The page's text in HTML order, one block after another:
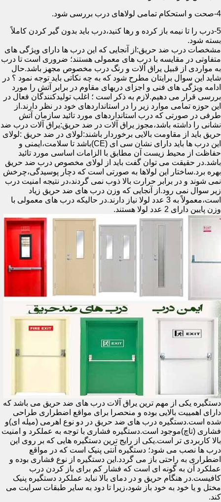
4-صحت و استحکام تمامی لولاهای درب بررسی شود.
5-درب را تا نیمه باز کرده و رها کنید،درب باید بدون گیر کردن کاملاً
بسته شود.
مشخصات درب ضد حریق:از آنجایی که این درب ها دارای ویژگی های
متفاوتی در مقایسه با درب های معمولی هستند؛ ضروری است تا درب
به مواردی از قبیل یراق آلات و رنگ درب مخصوص مجهز باشد.حال
شاید این سوال برایتان مطرح شود که به چه نکاتی باید توجه نمود ؟ در
ادامه ویژگی های فنی و اجزای دربهای مقاوم در برابر آتش را مورد
بررسی قرار می دهیم.لازم به ذکر است ؛ اغلب تولیدکنندگان فعال در
این حوزه تمامی موارد زیر را در استانداردهای خود در نظر دارند.از
طرفی در صورتی که درب استانداردهای مورد تائید سازمان آتش
نشانی را داشته باشد،مجوز یراق آلات در ضد حریق:یراق آلات درب ضد
حریق باید از مقاومت بالایی برخوردار باشند:لولای در ضد حریق :لولای
این درب ها باید دارای نشان سی ای (CE)باشد تا سلامت،ایمنی و
حفاظت از محیط زیست آن مطابق با الزامات اساسی مورد تائید
باشد.در حقیقت می توان گفت باید از لولای مخصوص درب ضد حریق
بهره برد.ساختار این لولاها به صورتی است که دچار پوسیدگی،چرخش
نمی شوند و در برابر حرارت بالا ذوب نمی گردند،در نتیجه امنیت درب
زیر سوال نمی رود.از آنجایی که وزن درب های ضد حریق زیاد
است،معمولاً به 3 عدد لولا نیاز دارند.در حالیکه درب های معمولی با
وزن پایین دارای 2 عدد لولا هستند.
دستگیره یکی از مهم ترین یراق آلات درب های ضد حریق می باشد که
دارای اهمییت بالایی بوده و منحصرا برای مواقع اضطراری طراحی
شده است.دستگیره درب های ضد حریق در دو نوع اهرمی (میله ای)و
فشاری (تاچ)موجود است.دستگیره فشاری با توجه به عملکرد و امنیت
بالا کاربردی تر است.یکی از رایج ترین دستگیره هایی که بر روی این
درب ها نصب می شود؛ دستگیره آنتی پنیک است که در مواقع
اضطراری به راحتی باز می گردد.این دستگیره از نوع فشاری بوده و
عملکرد آن به گونه ای است که فشار کم برای باز کردن درب
کافیست.در هنگام حریق و در دمای بالا نباید عملکرد دستگیره پنیک
مختل و یا خود به خود باز شود،زیرا تا دود به سایر طبقات سرایت می
کند.